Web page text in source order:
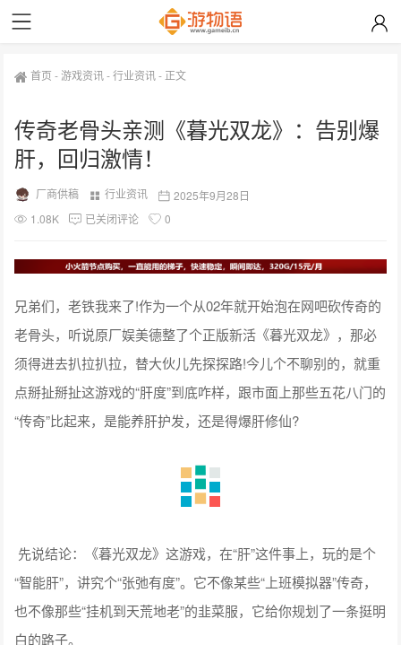
首页 -游戏资讯-行业资讯- 正文
传奇老骨头亲测《暮光双龙》：告别爆
肝，回归激情！
厂商供稿 行业资讯
2025年9月28日
1.08K
已关闭评论 0
兄弟们，老铁我来了!作为一个从02年就开始泡在网吧砍传奇的
老骨头，听说原厂娱美德整了个正版新活《暮光双龙》，那必
须得进去扒拉扒拉，替大伙儿先探探路!今儿个不聊别的，就重
点掰扯掰扯这游戏的“肝度”到底咋样，跟市面上那些五花八门的
“传奇”比起来，是能养肝护发，还是得爆肝修仙?
先说结论：《暮光双龙》这游戏，在“肝”这件事上，玩的是个
“智能肝”，讲究个“张弛有度”。它不像某些“上班模拟器”传奇，
也不像那些“挂机到天荒地老”的韭菜服，它给你规划了一条挺明
白的路子。